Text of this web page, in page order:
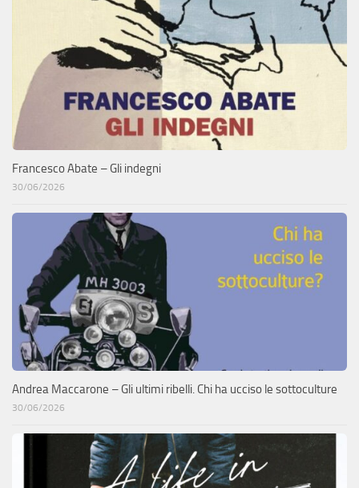
Francesco Abate – Gli indegni
30/06/2026
Andrea Maccarone – Gli ultimi ribelli. Chi ha ucciso le sottoculture
30/06/2026